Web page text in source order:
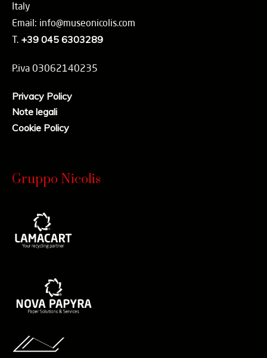
Italy
Email: info@museonicolis.com
T. +39 045 6303289
P.iva 03062140235
Privacy Policy
Note legali
Cookie Policy
Gruppo Nicolis